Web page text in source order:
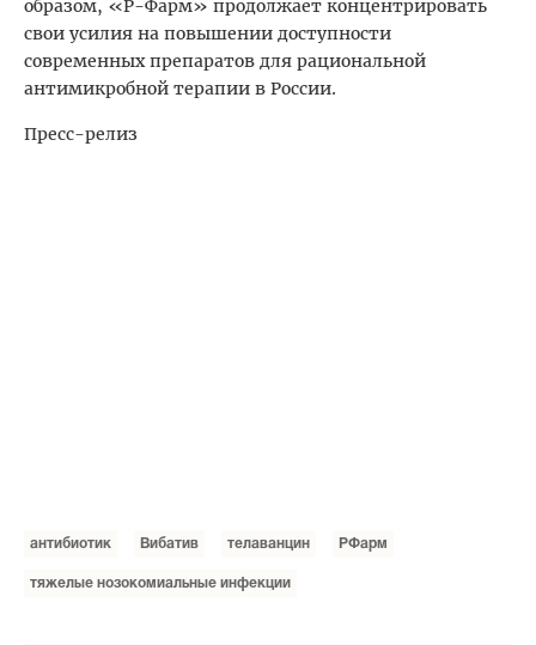
образом, «Р-Фарм» продолжает концентрировать
свои усилия на повышении доступности
современных препаратов для рациональной
антимикробной терапии в России.
Пресс-релиз
антибиотик Вибатив телаванцин РФарм
тяжелые нозокомиальные инфекции